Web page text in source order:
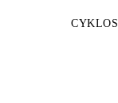
CYKLOS